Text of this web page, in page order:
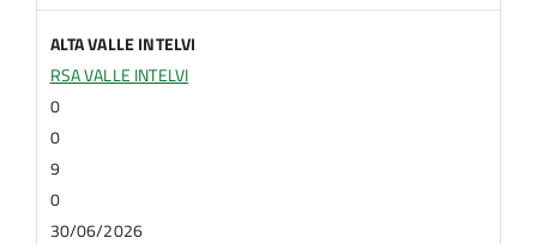
ALTA VALLE INTELVI
RSA VALLE INTELVI
0
0
9
0
30/06/2026